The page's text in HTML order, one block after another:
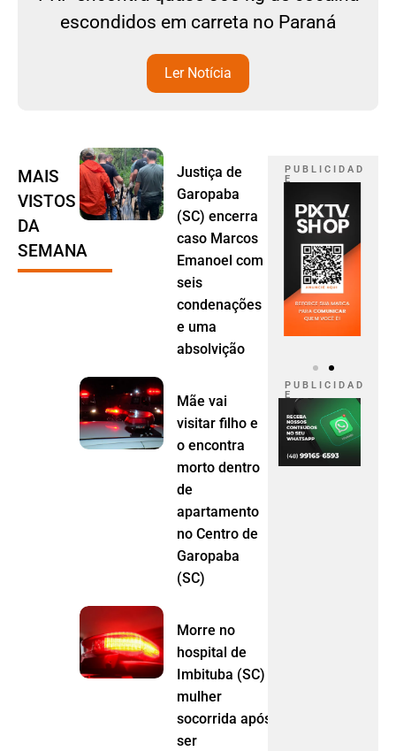
escondidos em carreta no Paraná
Ler Notícia
MAIS
VISTOS
DA
SEMANA
Justiça de
Garopaba
(SC) encerra
caso Marcos
Emanoel com
seis
condenações
e uma
absolvição
Mãe vai
visitar filho e
o encontra
morto dentro
de
apartamento
no Centro de
Garopaba
(SC)
Morre no
hospital de
Imbituba (SC)
mulher
socorrida após
ser
P U B L I C I D A D
E
P U B L I C I D A D
E